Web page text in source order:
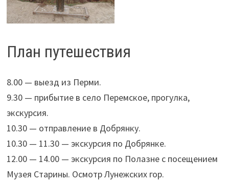
План путешествия
8.00 — выезд из Перми.
9.30 — прибытие в село Перемское, прогулка,
экскурсия.
10.30 — отправление в Добрянку.
10.30 — 11.30 — экскурсия по Добрянке.
12.00 — 14.00 — экскурсия по Полазне с посещением
Музея Старины. Осмотр Лунежских гор.